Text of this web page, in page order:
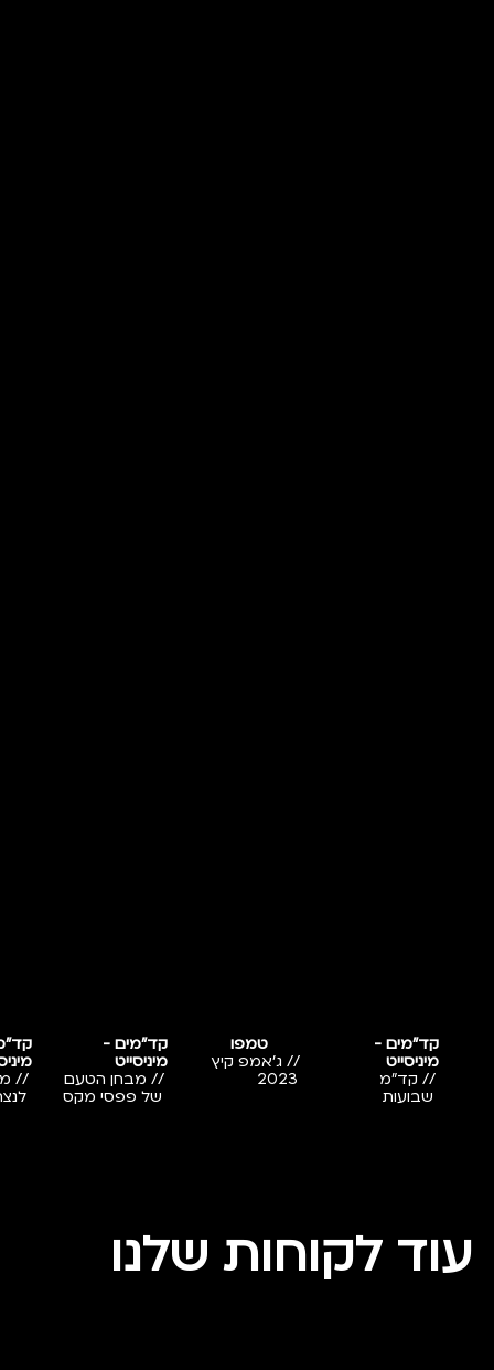
קד"מים -
מיניסייט
// קד”מ
שבועות
טמפו
// ג'אמפ קיץ
2023
קד"מים -
מיניסייט
// מבחן הטעם
של פפסי מקס
//
עוד לקוחות שלנו